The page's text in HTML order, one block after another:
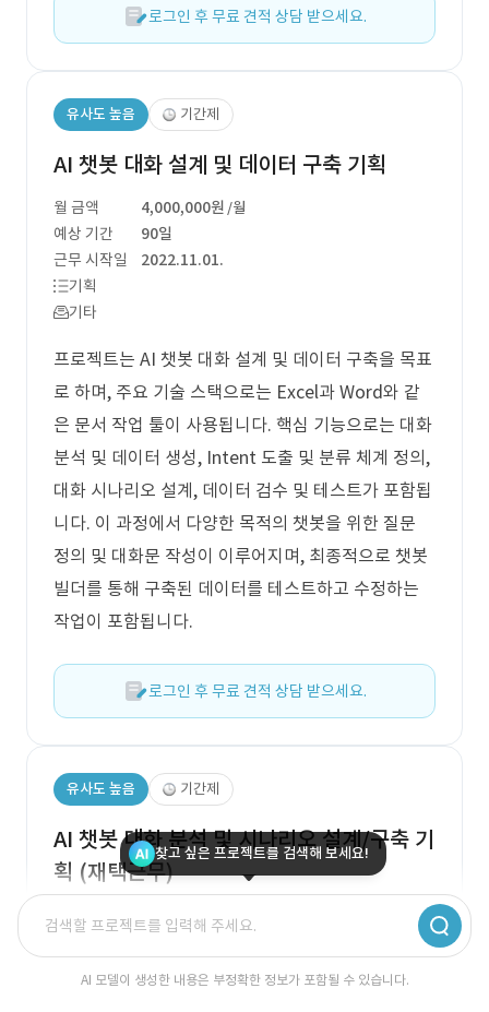
로그인 후 무료 견적 상담 받으세요.
유사도 높음 기간제
AI 챗봇 대화 설계 및 데이터 구축 기획
월 금액 4,000,000원 /월
예상 기간
90일
근무 시작일
2022.11.01.
기획
기타
프로젝트는 AI 챗봇 대화 설계 및 데이터 구축을 목표
로 하며, 주요 기술 스택으로는 Excel과 Word와 같
은 문서 작업 툴이 사용됩니다. 핵심 기능으로는 대화
분석 및 데이터 생성, Intent 도출 및 분류 체계 정의,
대화 시나리오 설계, 데이터 검수 및 테스트가 포함됩
니다. 이 과정에서 다양한 목적의 챗봇을 위한 질문
정의 및 대화문 작성이 이루어지며, 최종적으로 챗봇
빌더를 통해 구축된 데이터를 테스트하고 수정하는
작업이 포함됩니다.
로그인 후 무료 견적 상담 받으세요.
유사도 높음 기간제
AI 챗봇 대화 분석 및 시나리오 설계/구축 기
획 (재택근무)
월 금액 3,500,000원 /월
찾고 싶은 프로젝트를 검색해 보세요!
AI 모델이 생성한 내용은 부정확한 정보가 포함될 수 있습니다.